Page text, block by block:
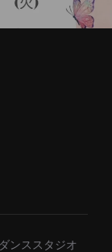
ンススタジオ